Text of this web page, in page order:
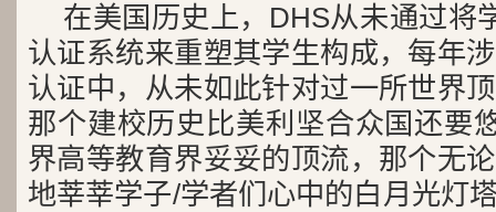
在美国历史上，DHS从未通过将
认证系统来重塑其学生构成，每年
认证中，从未如此针对过一所世界
那个建校历史比美利坚合众国还要
界高等教育界妥妥的顶流，那个无
地莘莘学子/学者们心中的白月光灯